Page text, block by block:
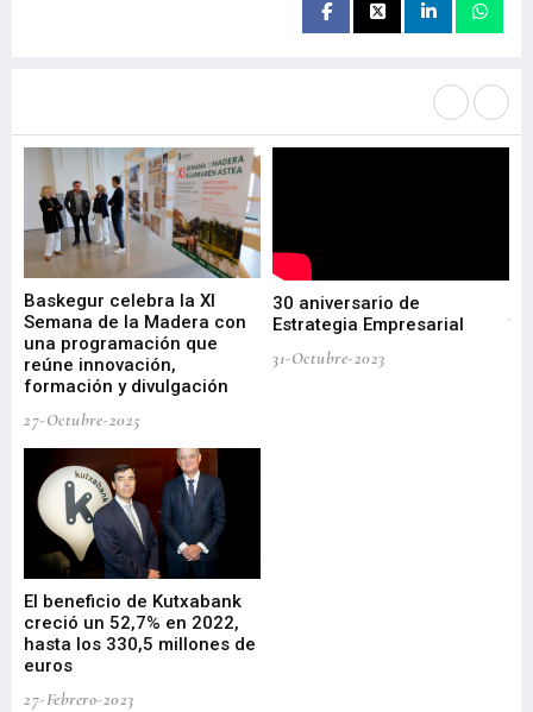
Baskegur celebra la XI
Semana de la Madera con
una programación que
reúne innovación,
formación y divulgación
27-Octubre-2025
30 aniversario de
Estrategia Empresarial
31-Octubre-2023
El beneficio de Kutxabank
creció un 52,7% en 2022,
hasta los 330,5 millones de
euros
27-Febrero-2023